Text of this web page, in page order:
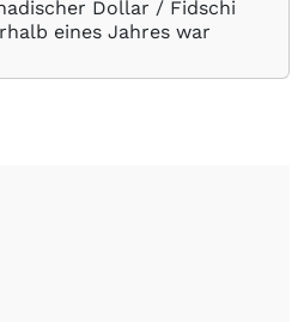
Dollar / Fidschi
eines Jahres war